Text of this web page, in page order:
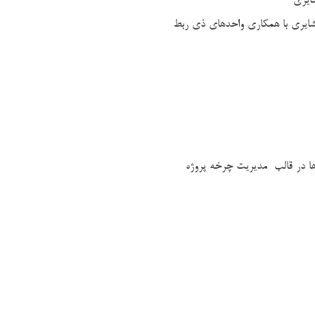
با همکاری واحدهای ذی ربط
در قالب مدیریت چرخه پروژه